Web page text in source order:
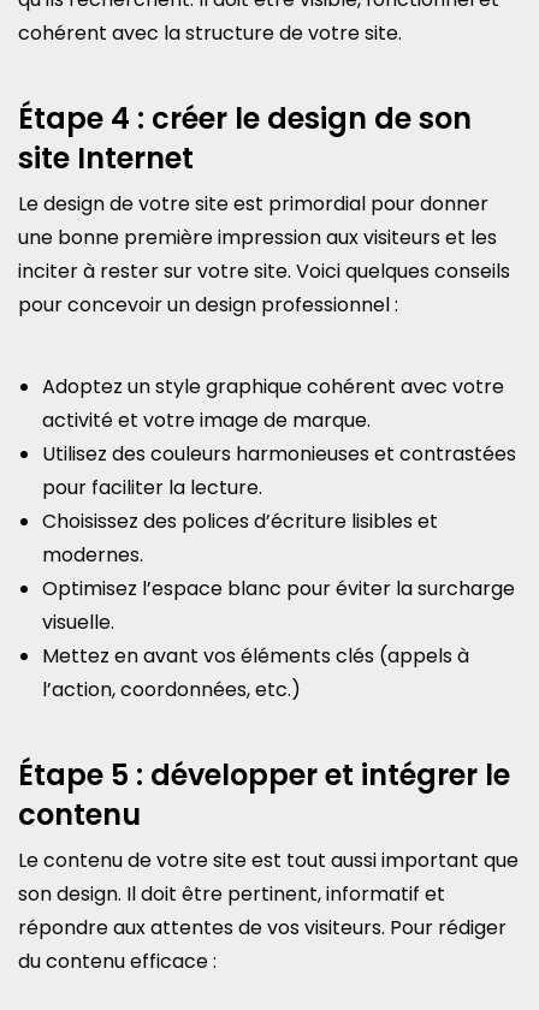
cohérent avec la structure de votre site.
Étape 4 : créer le design de son
site Internet
Le design de votre site est primordial pour donner
une bonne première impression aux visiteurs et les
inciter à rester sur votre site. Voici quelques conseils
pour concevoir un design professionnel :
Adoptez un style graphique cohérent avec votre
activité et votre image de marque.
Utilisez des couleurs harmonieuses et contrastées
pour faciliter la lecture.
Choisissez des polices d’écriture lisibles et
modernes.
Optimisez l’espace blanc pour éviter la surcharge
visuelle.
Mettez en avant vos éléments clés (appels à
l’action, coordonnées, etc.)
Étape 5 : développer et intégrer le
contenu
Le contenu de votre site est tout aussi important que
son design. Il doit être pertinent, informatif et
répondre aux attentes de vos visiteurs. Pour rédiger
du contenu efficace :